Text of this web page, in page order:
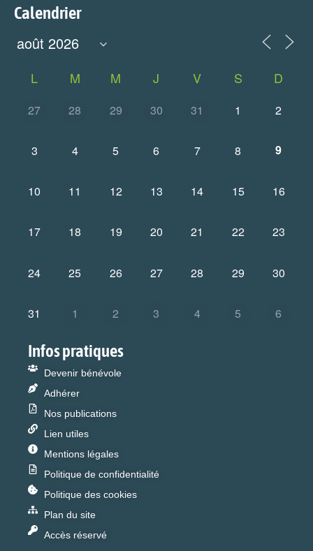
Calendrier
L M M J V S D
27 28 29 30 31 1 2
3 4 5 6 7 8 9
10 11 12 13 14 15 16
17 18 19 20 21 22 23
24 25 26 27 28 29 30
31 1 2 3 4 5 6
Infos pratiques
Devenir bénévole
Adhérer
Nos publications
Lien utiles
Mentions légales
Politique de confidentialité
Politique des cookies
Plan du site
Accès réservé